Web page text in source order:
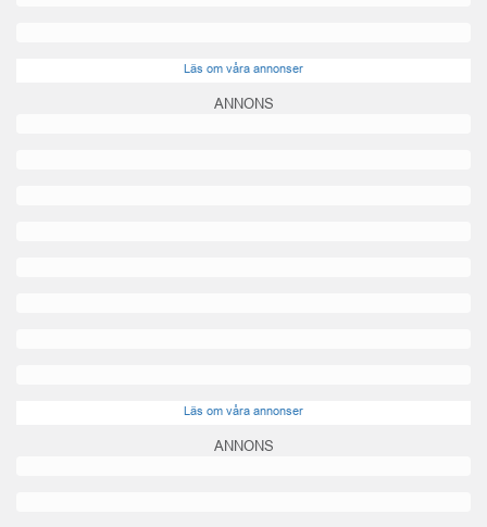
Läs om våra annonser
ANNONS
Läs om våra annonser
ANNONS